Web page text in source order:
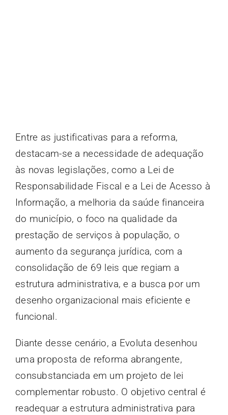
Entre as justificativas para a reforma,
destacam-se a necessidade de adequação
às novas legislações, como a Lei de
Responsabilidade Fiscal e a Lei de Acesso à
Informação, a melhoria da saúde financeira
do município, o foco na qualidade da
prestação de serviços à população, o
aumento da segurança jurídica, com a
consolidação de 69 leis que regiam a
estrutura administrativa, e a busca por um
desenho organizacional mais eficiente e
funcional.
Diante desse cenário, a Evoluta desenhou
uma proposta de reforma abrangente,
consubstanciada em um projeto de lei
complementar robusto. O objetivo central é
readequar a estrutura administrativa para